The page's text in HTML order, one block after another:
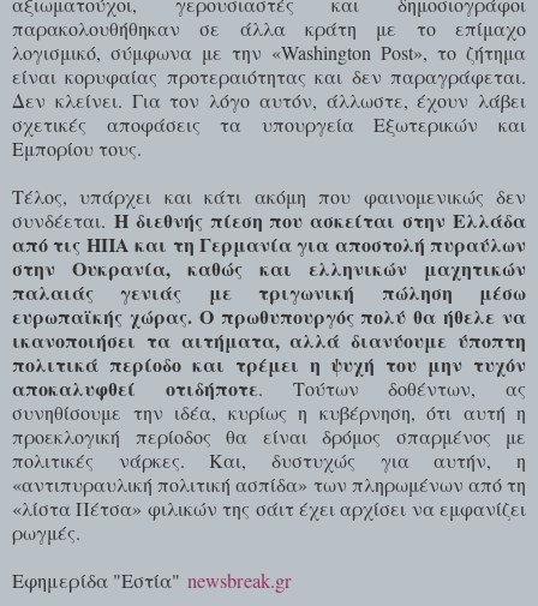
παρακολουθήθηκαν σε άλλα κράτη με το επίμαχο
λογισμικό, σύμφωνα με την «Washington Post», το ζήτημα
είναι κορυφαίας προτεραιότητας και δεν παραγράφεται.
Δεν κλείνει. Για τον λόγο αυτόν, άλλωστε, έχουν λάβει
σχετικές αποφάσεις τα υπουργεία Εξωτερικών και
Εμπορίου τους.
Τέλος, υπάρχει και κάτι ακόμη που φαινομενικώς δεν
συνδέεται. Η διεθνής πίεση που ασκείται στην Ελλάδα
από τις ΗΠΑ και τη Γερμανία για αποστολή πυραύλων
στην Ουκρανία, καθώς και ελληνικών μαχητικών
παλαιάς γενιάς με τριγωνική πώληση μέσω
ευρωπαϊκής χώρας. Ο πρωθυπουργός πολύ θα ήθελε να
ικανοποιήσει τα αιτήματα, αλλά διανύουμε ύποπτη
πολιτικά περίοδο και τρέμει η ψυχή του μην τυχόν
αποκαλυφθεί οτιδήποτε. Τούτων δοθέντων, ας
συνηθίσουμε την ιδέα, κυρίως η κυβέρνηση, ότι αυτή η
προεκλογική περίοδος θα είναι δρόμος σπαρμένος με
πολιτικές νάρκες. Και, δυστυχώς για αυτήν, η
«αντιπυραυλική πολιτική ασπίδα» των πληρωμένων από τη
«λίστα Πέτσα» φιλικών της σάιτ έχει αρχίσει να εμφανίζει
ρωγμές.
Εφημερίδα "Εστία" newsbreak.gr